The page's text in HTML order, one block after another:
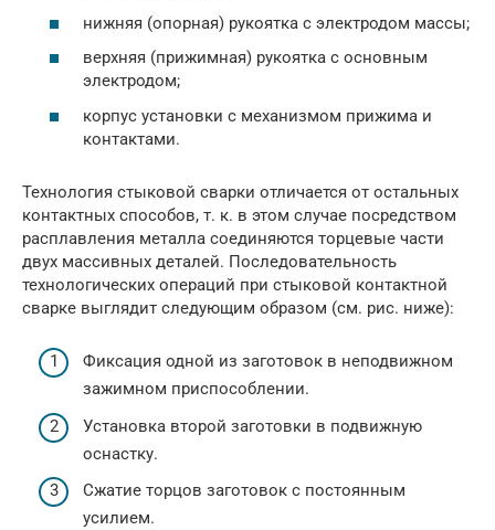
нижняя (опорная) рукоятка с электродом массы;
верхняя (прижимная) рукоятка с основным
электродом;
корпус установки с механизмом прижима и
контактами.
Технология стыковой сварки отличается от остальных
контактных способов, т. к. в этом случае посредством
расплавления металла соединяются торцевые части
двух массивных деталей. Последовательность
технологических операций при стыковой контактной
сварке выглядит следующим образом (см. рис. ниже):
Фиксация одной из заготовок в неподвижном
зажимном приспособлении.
Установка второй заготовки в подвижную
оснастку.
Сжатие торцов заготовок с постоянным
усилием.